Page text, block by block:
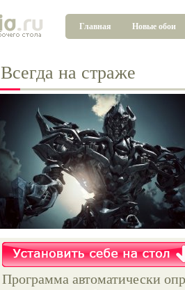
Главная Новые обои
Всегда на страже
Программа автоматически